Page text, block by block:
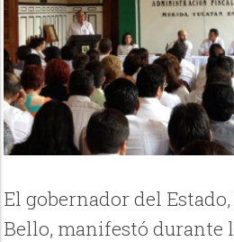
El gobernador del
Bello, manifestó durante